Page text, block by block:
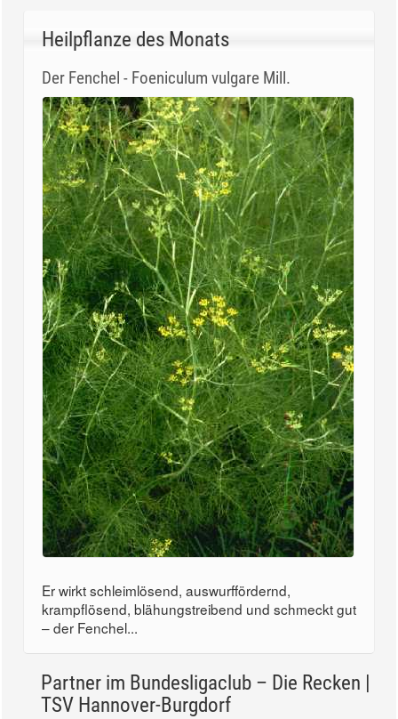
Heilpflanze des Monats
Der Fenchel - Foeniculum vulgare Mill.
Er wirkt schleimlösend, auswurffördernd,
krampflösend, blähungstreibend und schmeckt gut
– der Fenchel...
Partner im Bundesligaclub – Die Recken |
TSV Hannover-Burgdorf